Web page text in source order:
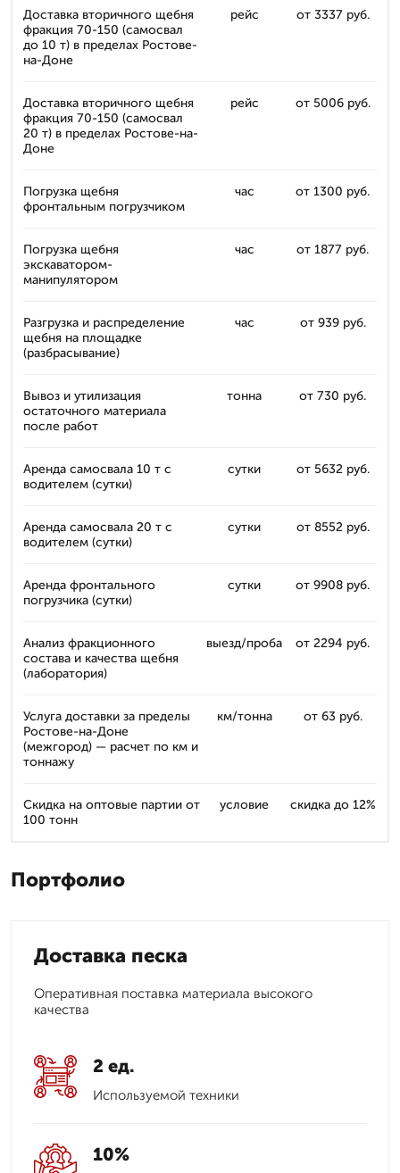
Доставка вторичного щебня
фракция 70-150 (самосвал
до 10 т) в пределах Ростове-
на-Доне
рейс от 3337 руб.
Доставка вторичного щебня
фракция 70-150 (самосвал
20 т) в пределах Ростове-на-
Доне
рейс от 5006 руб.
Погрузка щебня
фронтальным погрузчиком
час от 1300 руб.
Погрузка щебня
экскаватором-
манипулятором
час от 1877 руб.
Разгрузка и распределение
щебня на площадке
(разбрасывание)
час от 939 руб.
Вывоз и утилизация
остаточного материала
после работ
тонна от 730 руб.
Аренда самосвала 10 т с
водителем (сутки)
сутки от 5632 руб.
Аренда самосвала 20 т с
водителем (сутки)
сутки от 8552 руб.
Аренда фронтального
погрузчика (сутки)
сутки от 9908 руб.
Анализ фракционного
состава и качества щебня
(лаборатория)
выезд/проба от 2294 руб.
Услуга доставки за пределы
Ростове-на-Доне
(межгород) — расчет по км и
тоннажу
км/тонна от 63 руб.
Скидка на оптовые партии от
100 тонн
условие скидка до 12%
Портфолио
Доставка песка
Оперативная поставка материала высокого
качества
2 ед.
Используемой техники
10%